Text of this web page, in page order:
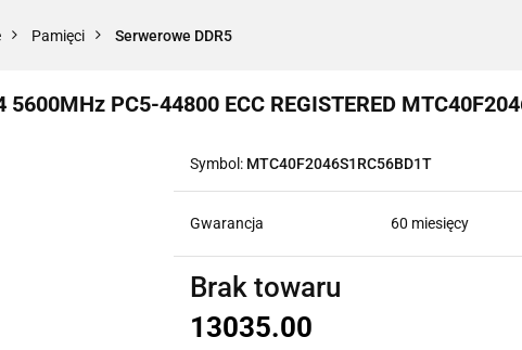
Pamięci Serwerowe DDR5
PC5-44800 ECC REGISTERED
Symbol: MTC40F2046S1RC56BD1T
Gwarancja 60 miesięcy
Brak towaru
13035.00